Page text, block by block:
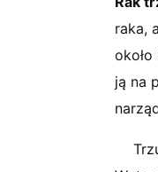
raka,
ją na